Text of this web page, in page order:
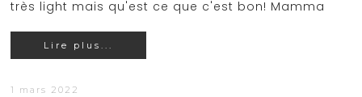
très light mais qu'est ce que c'est bon! Mamma
Lire plus...
1 mars 2022